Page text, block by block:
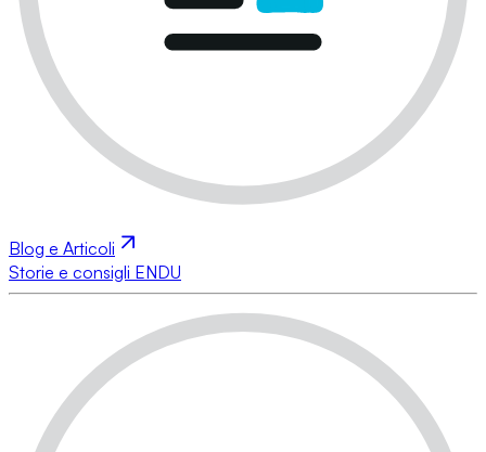
Blog e Articoli
Storie e consigli ENDU